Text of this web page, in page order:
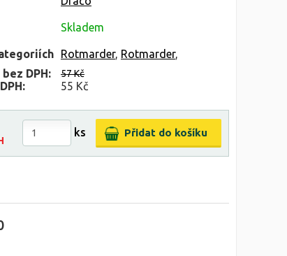
Skladem
Rotmarder, Rotmarder,
DPH:
57 Kč
55 Kč
ks